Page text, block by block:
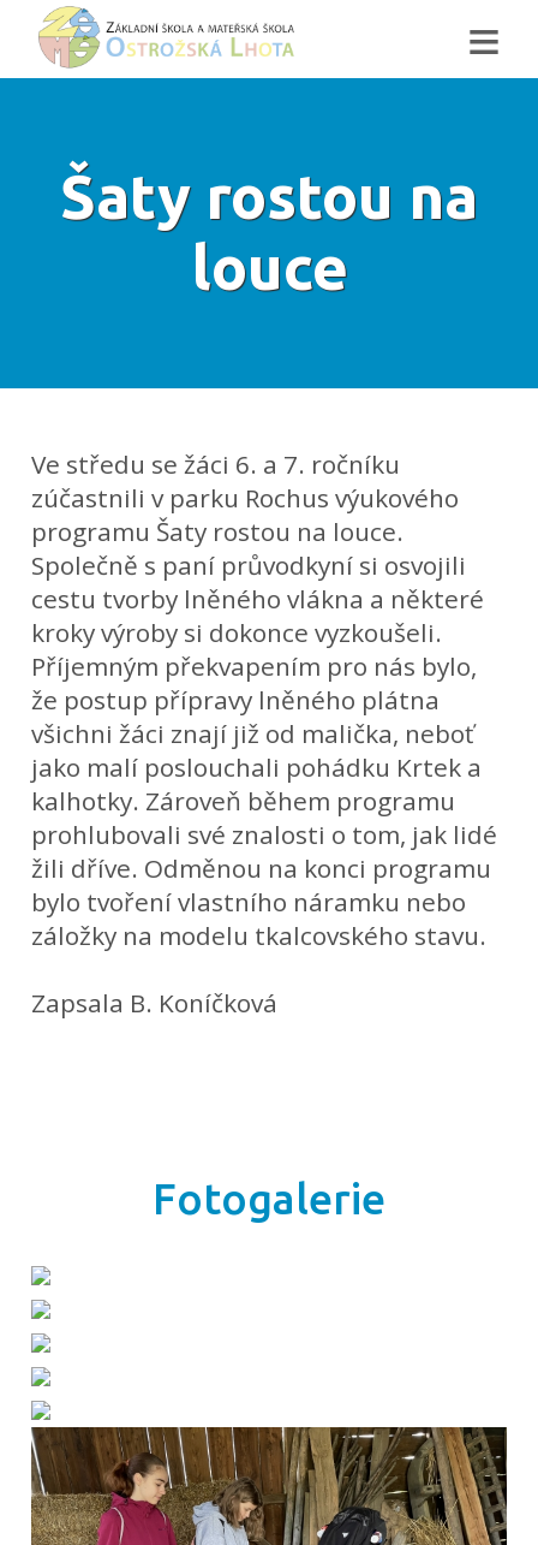
≡
Šaty rostou na
louce
Ve středu se žáci 6. a 7. ročníku
zúčastnili v parku Rochus výukového
programu Šaty rostou na louce.
Společně s paní průvodkyní si osvojili
cestu tvorby lněného vlákna a některé
kroky výroby si dokonce vyzkoušeli.
Příjemným překvapením pro nás bylo,
že postup přípravy lněného plátna
všichni žáci znají již od malička, neboť
jako malí poslouchali pohádku Krtek a
kalhotky. Zároveň během programu
prohlubovali své znalosti o tom, jak lidé
žili dříve. Odměnou na konci programu
bylo tvoření vlastního náramku nebo
záložky na modelu tkalcovského stavu.
Zapsala B. Koníčková
Fotogalerie